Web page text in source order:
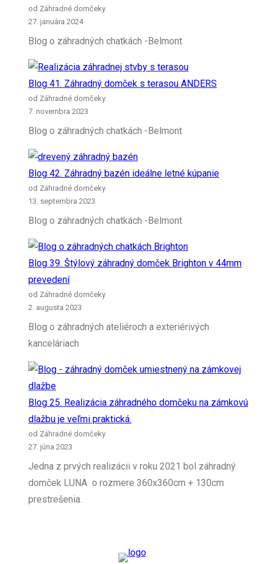
od Záhradné domčeky
27. januára 2024
Blog o záhradných chatkách -Belmont
Blog 41. Záhradný domček s terasou ANDERS
od Záhradné domčeky
7. novembra 2023
Blog o záhradných chatkách -Belmont
Blog 42. Záhradný bazén ideálne letné kúpanie
od Záhradné domčeky
13. septembra 2023
Blog o záhradných chatkách -Belmont
Blog 39. Štýlový záhradný domček Brighton v 44mm
prevedení
od Záhradné domčeky
2. augusta 2023
Blog o záhradných ateliéroch a exteriérivých
kanceláriach
Blog 25. Realizácia záhradného domčeku na zámkovú
dlažbu je veľmi praktická.
od Záhradné domčeky
27. júna 2023
Jedna z prvých realizácii v roku 2021 bol záhradný
domček LUNA o rozmere 360x360cm + 130cm
prestrešenia.